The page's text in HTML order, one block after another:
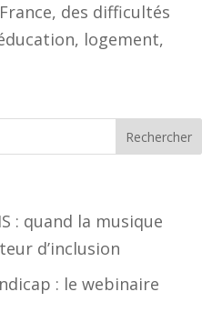
des difficultés
logement,
: quand la musique
d’inclusion
: le webinaire